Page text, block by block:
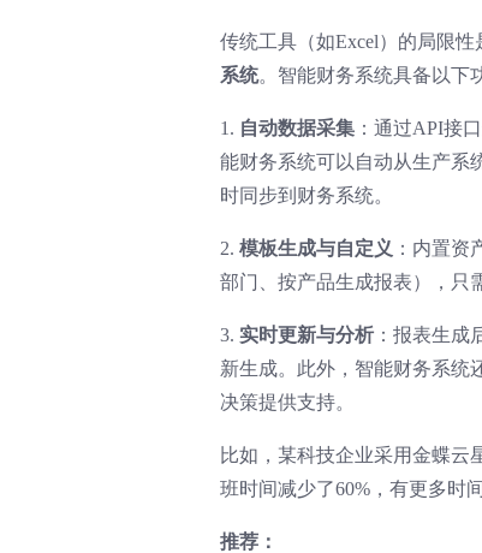
传统工具（如Excel）的局限
系统。智能财务系统具备以下
1. 自动数据采集：通过API接
能财务系统可以自动从生产系
时同步到财务系统。
2. 模板生成与自定义 ：内置
部门、按产品生成报表），只
3. 实时更新与分析：报表生成
新生成。此外，智能财务系统
决策提供支持。
比如，某科技企业采用金蝶云
班时间减少了60%，有更多时
推荐：